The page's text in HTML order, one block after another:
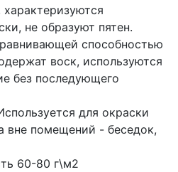
не образуют пятен.
способностью
воск, используются
без последующего
для окраски
вне помещений - беседок,
60-80 г\м2